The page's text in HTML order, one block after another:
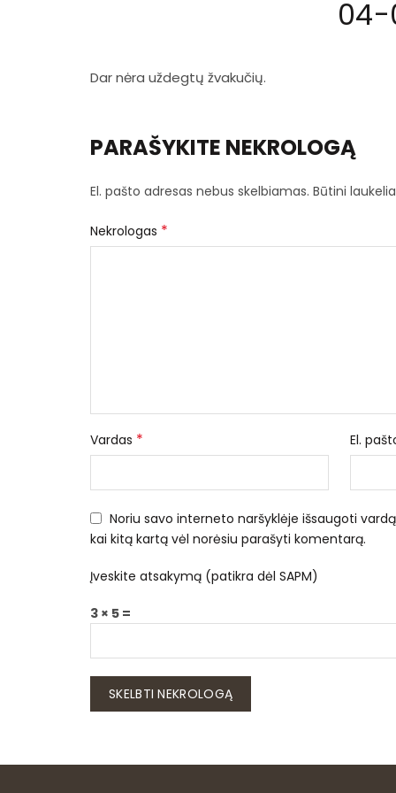
04-
Dar nėra uždegtų žvakučių.
PARAŠYKITE NEKROLOGĄ
El. pašto adresas nebus skelbiamas. Būtini
Nekrologas *
Vardas * El.
Noriu savo interneto naršyklėje išsaugoti
kai kitą kartą vėl norėsiu parašyti komentarą.
Įveskite atsakymą (patikra dėl SAPM)
3 × 5 =